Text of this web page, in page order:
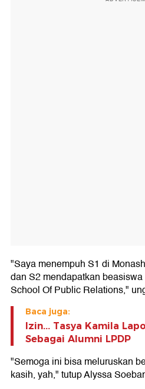
"Saya menempuh S1 di
dan S2 mendapatkan
School Of Public Relations,"
Baca juga:
Izin... Tasya Kamila
Sebagai Alumni LPDP
"Semoga ini bisa meluruskan
kasih, yah," tutup Alyssa